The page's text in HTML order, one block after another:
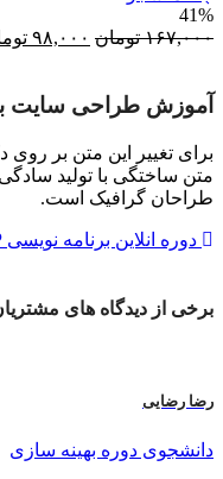
41%
۱۶۷,۰۰۰ تومان قیمت
بود.
۹۸,۰۰۰
آموزش طراحی سایت
برای تغییر این متن بر روی
متن ساختگی با تولید
طراحان گرافیک است.
دوره انلاین برنامه نویسی PHP
برخی از دیدگاه های
رضا رضایی
دانشجوی دوره بهینه سازی